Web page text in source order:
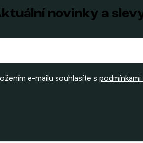
novinky a
e-mailu souhlasíte s